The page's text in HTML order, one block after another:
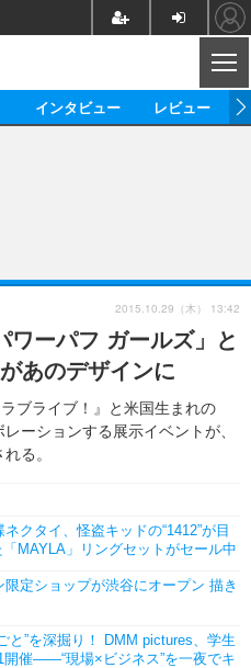
グッズ
海外
ビジネス
アーティスト
実写
イベント
座談会
ABEMA Cafe
インタビュー レビュー
ワーパフ ガールズ」と
あのデザインに
ブライブ！』と米国生まれの
ーションする展示イベントが、
る。
クタイ、怪盗キッドの“1412”が目
MAYLA」リングセットがセール中
限定ショップが渋谷にオープン 描き
と”を深掘り！ DMM pictures、学生
開催――“現場×ビジネス”を一夜でキ
2015.10.29（木） 13:42